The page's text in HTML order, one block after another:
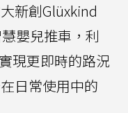
新創Glüxkind
嬰兒推車，利
現更即時的路況
日常使用中的